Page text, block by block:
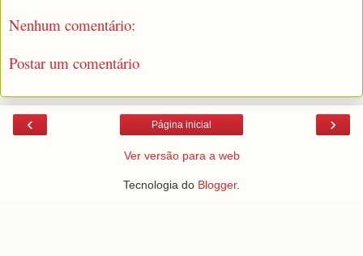
Nenhum comentário:
Postar um comentário
‹ ›
Página inicial
Ver versão para a web
Tecnologia do Blogger.